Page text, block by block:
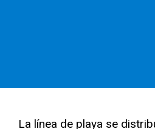
La línea de playa se